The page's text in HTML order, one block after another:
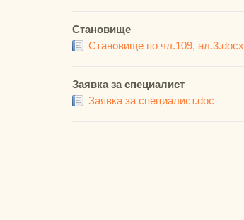
Становище
Становище по чл.109, ал.3.docx
Заявка за специалист
Заявка за специалист.doc